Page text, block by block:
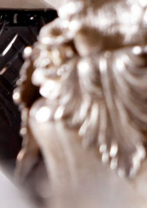
priset
Domaine de Chevalier
2015
Frankrike
Pessac Leognan
Rött
75cl
–